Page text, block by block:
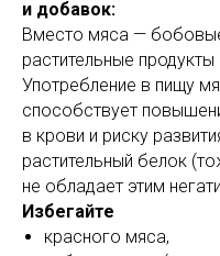
и добавок:
Вместо мяса —
растительные
Употребление в пищу
способствует
в крови и риску
растительный белок
не обладает этим
Избегайте
красного мяса,